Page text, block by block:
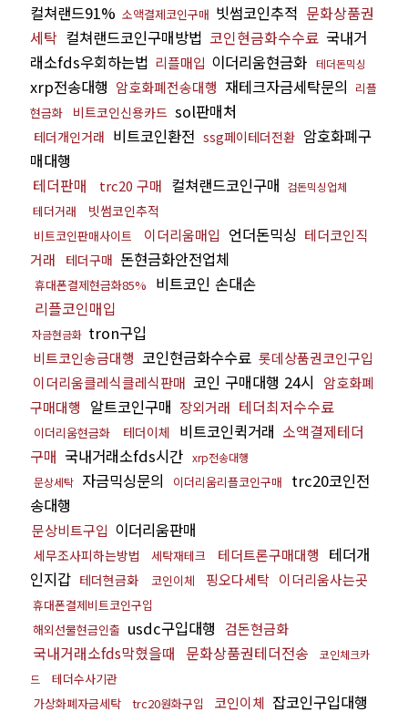
컬쳐랜드91% 소액결제코인구매 빗썸코인추적 문화상품권
세탁 컬쳐랜드코인구매방법 코인현금화수수료 국내거
래소fds우회하는법 리플매입 이더리움현금화 테더돈믹싱
xrp전송대행 암호화폐전송대행 재테크자금세탁문의 리플
현금화
비트코인신용카드 sol판매처
테더개인거래 비트코인환전 ssg페이테더전환 암호화폐구
매대행
테더판매
trc20 구매 컬쳐랜드코인구매 검돈믹싱업체
테더거래 빗썸코인추적
비트코인판매사이트 이더리움매입 언더돈믹싱 테더코인직
거래
테더구매 돈현금화안전업체
휴대폰결제현금화85%
비트코인 손대손
리플코인매입
자금현금화 tron구입
비트코인송금대행 코인현금화수수료 롯데상품권코인구입
이더리움클레식클레식판매 코인 구매대행 24시
암호화폐
구매대행
알트코인구매 장외거래 테더최저수수료
이더리움현금화 테더이체 비트코인퀵거래 소액결제테더
구매 국내거래소fds시간
xrp전송대행
문상세탁 자금믹싱문의 이더리움리플코인구매
trc20코인전
송대행
문상비트구입 이더리움판매
세무조사피하는방법 세탁재테크 테더트론구매대행
테더개
인지갑 테더현금화 코인이체 핑오다세탁 이더리움사는곳
휴대폰결제비트코인구입
해외선물현금인출 usdc구입대행 검돈현금화
국내거래소fds막혔을때 문화상품권테더전송
코인체크카
드
테더수사기관
가상화폐자금세탁
trc20원화구입 코인이체 잡코인구입대행